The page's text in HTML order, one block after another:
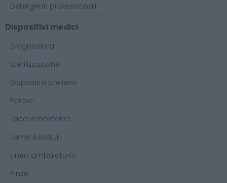
Detergenti professionali
Dispositivi medici
Diagnostica
Sterilizzazione
Dispositivi prelievo
Forbici
Lacci emostatici
Lame e bisturi
Linea ambulatorio
Pinze